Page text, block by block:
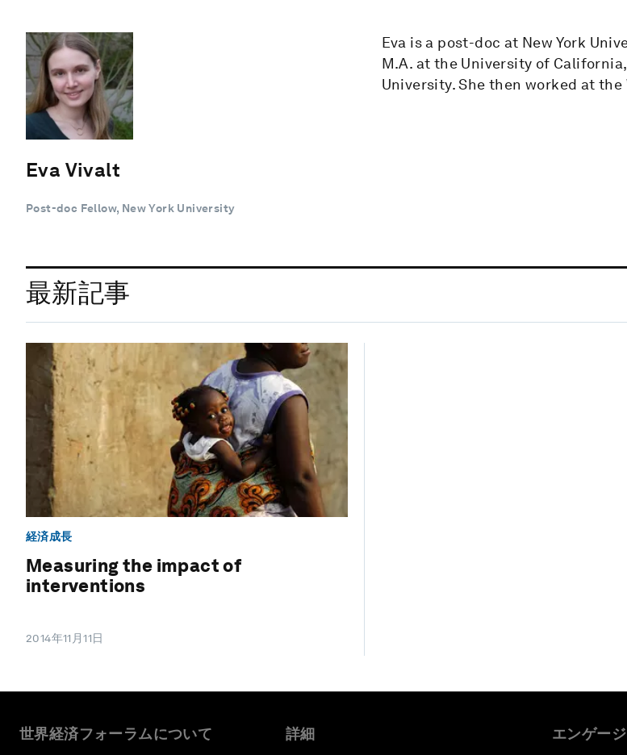
Eva Vivalt
Post-doc Fellow, New York University
Eva is a post-doc at New York
M.A. at the University of
University. She then worked at
最新記事
経済成長
Measuring the impact of
interventions
2014年11月11日
世界経済フォーラムについて 詳細 エンゲー